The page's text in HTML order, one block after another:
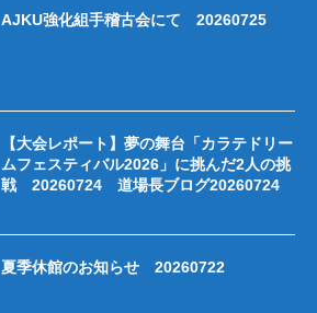
AJKU強化組手稽古会にて 20260725
【大会レポート】夢の舞台「カラテドリー
ムフェスティバル2026」に挑んだ2人の挑
戦 20260724 道場長ブログ20260724
夏季休館のお知らせ 20260722